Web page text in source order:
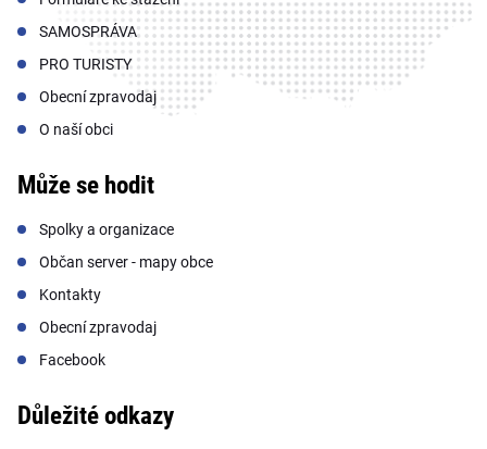
SAMOSPRÁVA
PRO TURISTY
Obecní zpravodaj
O naší obci
Může se hodit
Spolky a organizace
Občan server - mapy obce
Kontakty
Obecní zpravodaj
Facebook
Důležité odkazy